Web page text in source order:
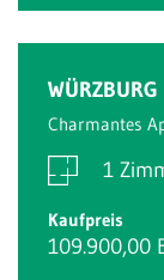
Charmantes
1
Kaufpreis
109.900,00